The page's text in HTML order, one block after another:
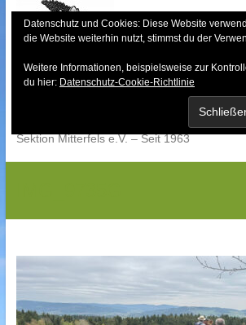
content
Bayerischer Wald-
Sektion Mitterfels e.V. – Seit 1963
Datenschutz und Cookies: Diese Website
die Website weiterhin nutzt, stimmst du der
Weitere Informationen, beispielsweise zur
du hier: Datenschutz-Cookie-Richtlinie